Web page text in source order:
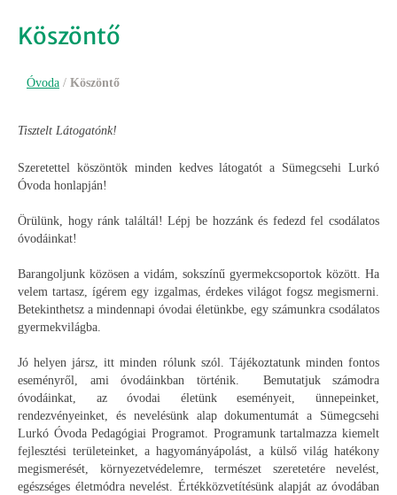
Köszöntő
Óvoda / Köszöntő
Tisztelt Látogatónk!
Szeretettel köszöntök minden kedves látogatót a Sümegcsehi Lurkó
Óvoda honlapján!
Örülünk, hogy ránk találtál! Lépj be hozzánk és fedezd fel csodálatos
óvodáinkat!
Barangoljunk közösen a vidám, sokszínű gyermekcsoportok között. Ha
velem tartasz, ígérem egy izgalmas, érdekes világot fogsz megismerni.
Betekinthetsz a mindennapi óvodai életünkbe, egy számunkra csodálatos
gyermekvilágba.
Jó helyen jársz, itt minden rólunk szól. Tájékoztatunk minden fontos
eseményről, ami óvodáinkban történik. Bemutatjuk számodra
óvodáinkat, az óvodai életünk eseményeit, ünnepeinket,
rendezvényeinket, és nevelésünk alap dokumentumát a Sümegcsehi
Lurkó Óvoda Pedagógiai Programot. Programunk tartalmazza kiemelt
fejlesztési területeinket, a hagyományápolást, a külső világ hatékony
megismerését, környezetvédelemre, természet szeretetére nevelést,
egészséges életmódra nevelést. Értékközvetítésünk alapját az óvodában